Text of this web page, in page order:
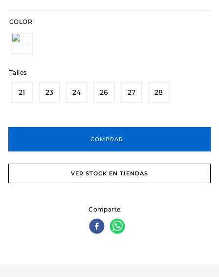
COLOR
Talles
21 23 24 26 27 28
COMPRAR
VER STOCK EN TIENDAS
Comparte